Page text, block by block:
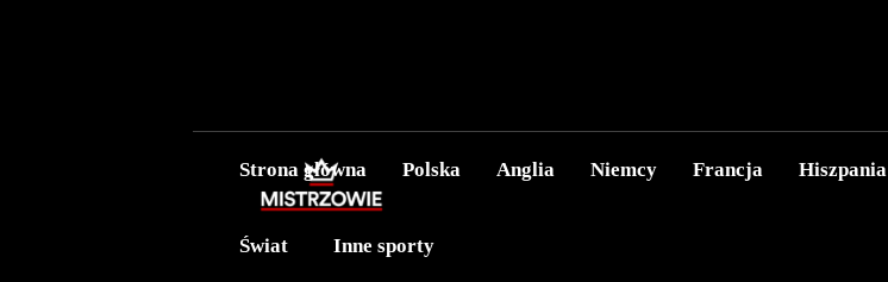
Strona główna Polska Anglia Niemcy Francja Hiszpania
Świat Inne sporty